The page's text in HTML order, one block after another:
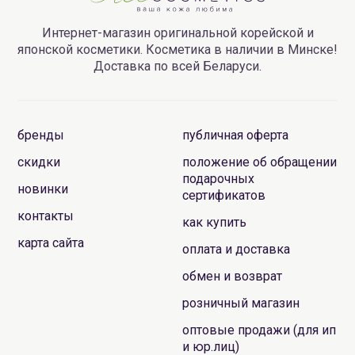
Интернет-магазин оригинальной корейской и
японской косметики. Косметика в наличии в Минске!
Доставка по всей Беларуси.
бренды
скидки
новинки
контакты
карта сайта
публичная оферта
положение об обращении
подарочных
сертификатов
как купить
оплата и доставка
обмен и возврат
розничный магазин
оптовые продажи (для ип
и юр.лиц)